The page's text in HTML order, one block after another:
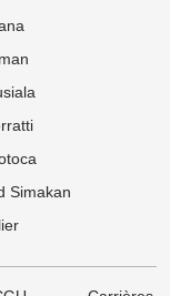
Simakan